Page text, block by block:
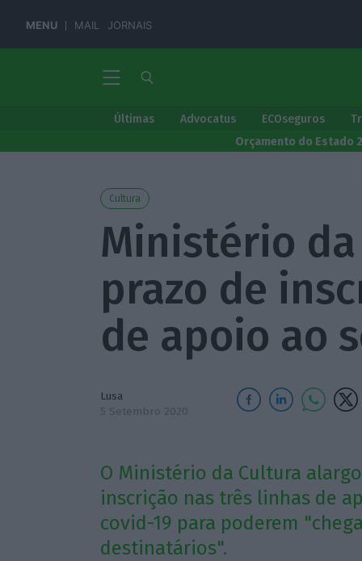
MENU MAIL JORNAIS
Últimas Advocatus ECOseguros
Orçamento do Estado
Cultura
Ministério
prazo de
de apoio ao
Lusa
5 Setembro 2020
O Ministério da Cultura
inscrição nas três linhas de
covid-19 para poderem
destinatários".